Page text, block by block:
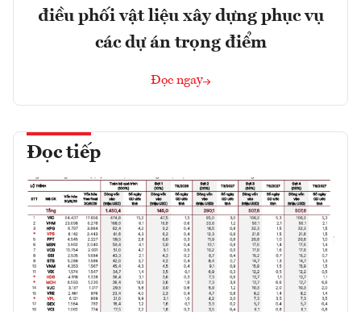
điều phối vật liệu xây dựng phục vụ
các dự án trọng điểm
Đọc ngay
Đọc tiếp